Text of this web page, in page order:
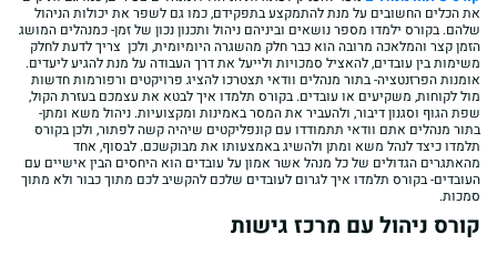
את הכלים החשובים על מנת להתמקצע בתפקידם, כמו גם לשפר את יכולות הניהול
שלהם. בקורס ילמדו מספר נושאים וביניהם ניהול ותכנון נכון של זמן- כמנהלים המושג
הזמן קצר והמלאכה מרובה הוא כבר חלק מהשגרה היומיומית, ולכן צריך לדעת לחלק
משימות בין עובדים, להאציל סמכויות ולייעל את דרך העבודה על מנת להגיע ליעדים.
אומנות הפרזנטציה- בתור מנהלים וודאי תצטרכו להציג פרויקטים ורפורמות חדשות
מול לקוחות, משקיעים או עובדים. בקורס תלמדו איך לבטא את עצמכם בעזרת הקול,
שפת הגוף וסגנון דיבור, ולהעביר את המסר באמינות ומקצועיות. ניהול משא ומתן-
בתור מנהלים אתם וודאי תתמודדו עם קונפליקטים שיהיה קשה לפתור, ולכן בקורס
תלמדו כיצד לנהל משא ומתן ולהשיג באמצעותו את מבוקשכם. לבסוף, אחד
מהאתגרים הגדולים של כל מנהל אשר אמון על עובדים הוא היחסים הבין אישיים עם
העובדים- בקורס תלמדו איך לגרום לעובדים שלכם להקשיב לכם מתוך כבור ולא מתוך
סמכות.
קורס ניהול עם מרכז גישות